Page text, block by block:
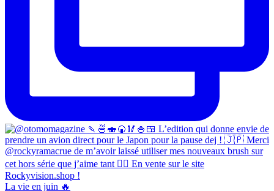
La vie en juin 🔥